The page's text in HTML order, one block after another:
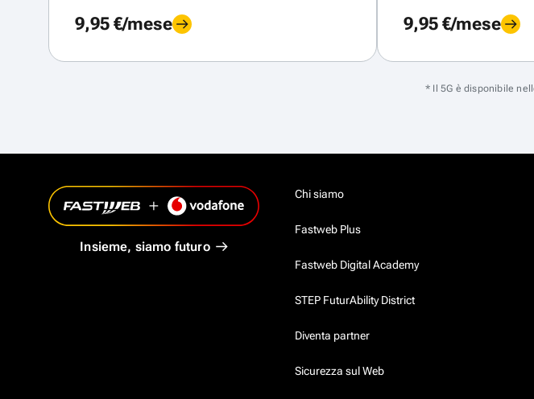
9,95 €/mese 9,95 €/mese
* Il 5G è disponibile
Insieme, siamo futuro
Chi siamo
Fastweb Plus
Fastweb Digital Academy
STEP FuturAbility District
Diventa partner
Sicurezza sul Web